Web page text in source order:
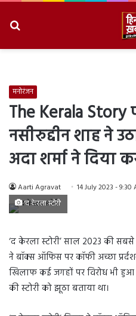
मनोरंजन
The Kerala
नसीरुद्दीन शाह ने
अदा शर्मा ने दिया
Aarti Agravat 14 July 2023 - 9:30
'द केरला स्टोरी'
‘द केरला स्टोरी’ साल 2023 की
ने बॉक्स ऑफिस पर कॉफी अच्छा
खिलाफ कई जगहों पर विरोध भी
की स्टोरी को झूठा बताया था।